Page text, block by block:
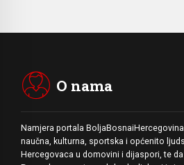
O nama
Namjera portala
naučna, kulturna, sportska i općenito
Hercegovaca u domovini i dijaspori, te